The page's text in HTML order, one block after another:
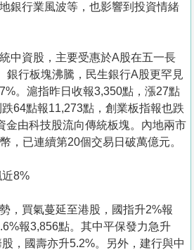
銀行業風波等，也影響到投資情緒
中資股，主要受惠於A股在五一長
銀行板塊沸騰，民生銀行A股更罕見
。滬指昨日收報3,350點，漲27點
64點報11,273點，創業板指報也跌
金由科技股流向傳統板塊。內地兩市
，已連續第20個交易日破萬億元。
8%
，買氣蔓延至港股，國指升2%報
報3,856點。其中平保發力急升
，國壽亦升5.2%。另外，建行與中